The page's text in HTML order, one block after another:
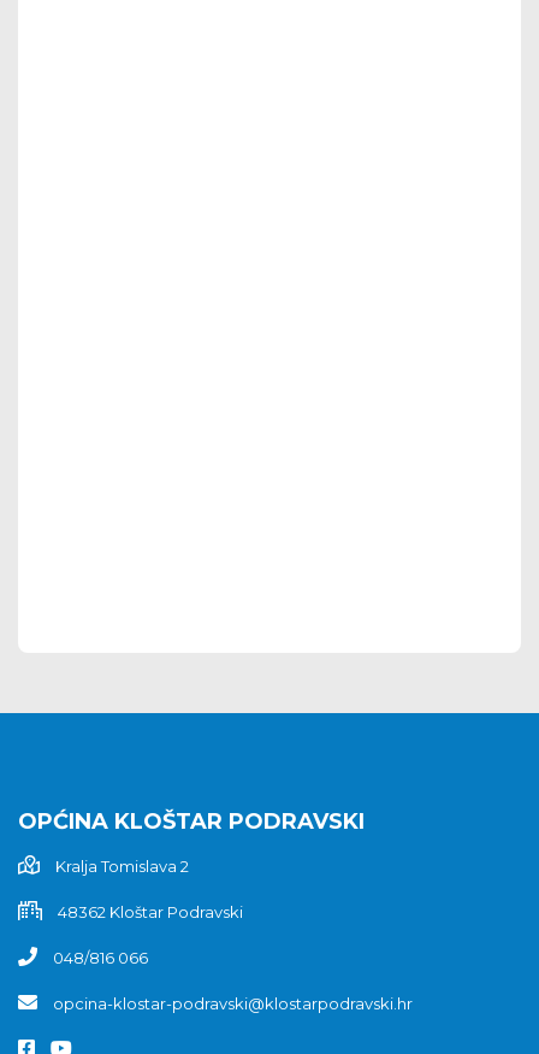
OPĆINA KLOŠTAR PODRAVSKI
Kralja Tomislava 2
48362 Kloštar Podravski
048/816 066
opcina-klostar-podravski@klostarpodravski.hr